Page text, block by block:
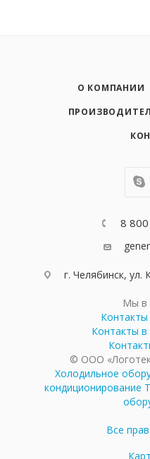
О КОМПАНИИ
8
г. Челябинск, ул.
Мы в
Контакты
Контакты в
© ООО
Холодильное
кондиционирование
Все